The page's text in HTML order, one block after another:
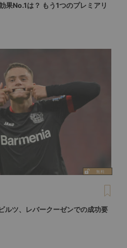
果No.1は？ もう1つのプレミアリ
ルツ、レバークーゼンでの成功要